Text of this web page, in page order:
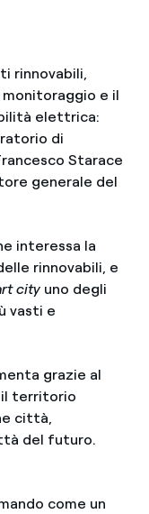
rinnovabili,
e il
elettrica:
di
Starace
generale del
interessa la
rinnovabili, e
cityuno degli
vasti e
grazie al
il territorio
città,
del futuro.
come un